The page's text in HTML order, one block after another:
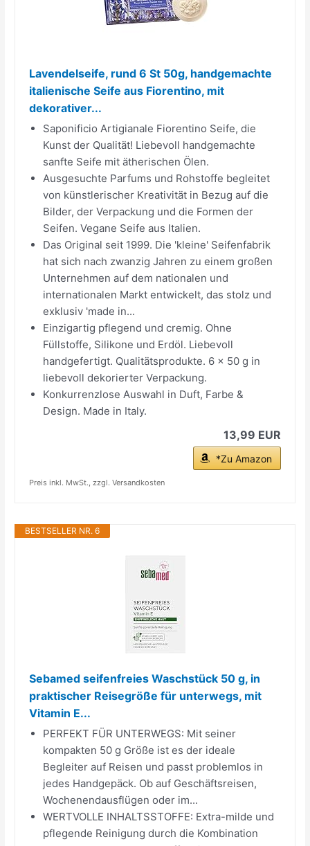
Lavendelseife, rund 6 St 50g, handgemachte
italienische Seife aus Fiorentino, mit
dekorativer...
Saponificio Artigianale Fiorentino Seife, die
Kunst der Qualität! Liebevoll handgemachte
sanfte Seife mit ätherischen Ölen.
Ausgesuchte Parfums und Rohstoffe begleitet
von künstlerischer Kreativität in Bezug auf die
Bilder, der Verpackung und die Formen der
Seifen. Vegane Seife aus Italien.
Das Original seit 1999. Die 'kleine' Seifenfabrik
hat sich nach zwanzig Jahren zu einem großen
Unternehmen auf dem nationalen und
internationalen Markt entwickelt, das stolz und
exklusiv 'made in...
Einzigartig pflegend und cremig. Ohne
Füllstoffe, Silikone und Erdöl. Liebevoll
handgefertigt. Qualitätsprodukte. 6 x 50 g in
liebevoll dekorierter Verpackung.
Konkurrenzlose Auswahl in Duft, Farbe &
Design. Made in Italy.
13,99 EUR
*Zu Amazon
Preis inkl. MwSt., zzgl. Versandkosten
BESTSELLER NR. 6
Sebamed seifenfreies Waschstück 50 g, in
praktischer Reisegröße für unterwegs, mit
Vitamin E...
PERFEKT FÜR UNTERWEGS: Mit seiner
kompakten 50 g Größe ist es der ideale
Begleiter auf Reisen und passt problemlos in
jedes Handgepäck. Ob auf Geschäftsreisen,
Wochenendausflügen oder im...
WERTVOLLE INHALTSSTOFFE: Extra-milde und
pflegende Reinigung durch die Kombination